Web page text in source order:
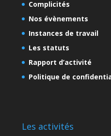
Complicités
Nos évènements
Instances de travail
Les statuts
Rapport d’activité
Politique de
Les activités